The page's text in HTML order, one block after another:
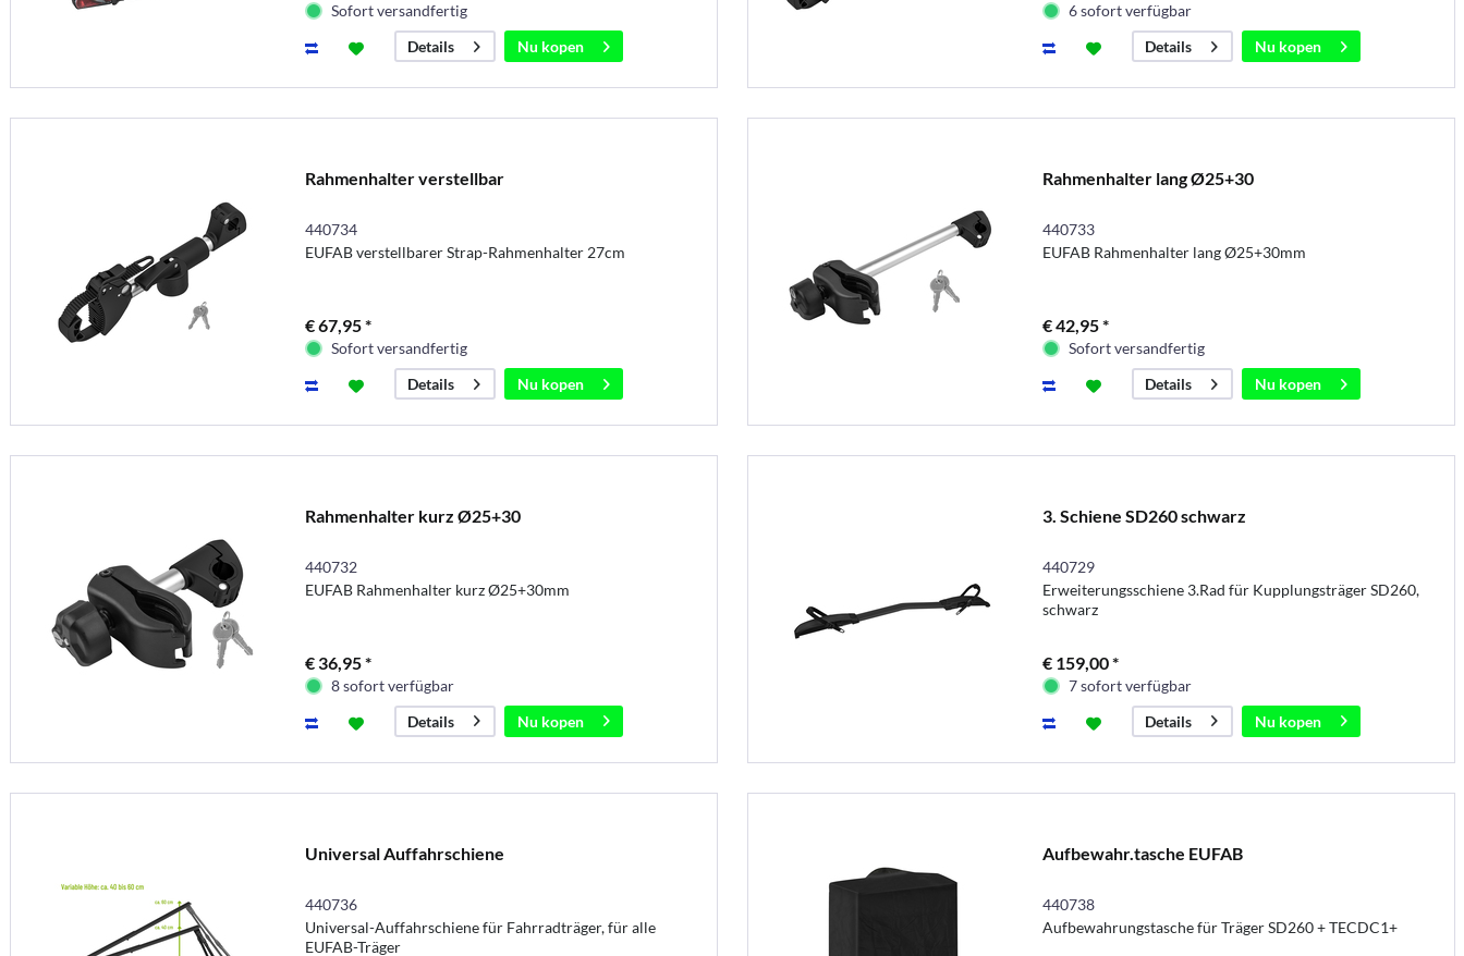
Sofort versandfertig
Details
Nu kopen
6 sofort verfügbar
Details
Nu kopen
Rahmenhalter verstellbar
440734
EUFAB verstellbarer Strap-Rahmenhalter 27cm
€ 67,95 *
Sofort versandfertig
Details
Nu kopen
Rahmenhalter lang Ø25+30
440733
EUFAB Rahmenhalter lang Ø25+30mm
€ 42,95 *
Sofort versandfertig
Details
Nu kopen
Rahmenhalter kurz Ø25+30
440732
EUFAB Rahmenhalter kurz Ø25+30mm
€ 36,95 *
8 sofort verfügbar
Details
Nu kopen
3. Schiene SD260 schwarz
440729
Erweiterungsschiene 3.Rad für Kupplungsträger SD260,
schwarz
€ 159,00 *
7 sofort verfügbar
Details
Nu kopen
Universal Auffahrschiene
440736
Universal-Auffahrschiene für Fahrradträger, für alle
EUFAB-Träger
Aufbewahr.tasche EUFAB
440738
Aufbewahrungstasche für Träger SD260 + TECDC1+